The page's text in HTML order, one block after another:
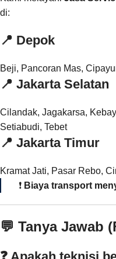
di:
📍 Depok
Beji, Pancoran Mas,
📍 Jakarta Selatan
Cilandak, Jagakarsa,
Setiabudi, Tebet
📍 Jakarta Timur
Kramat Jati, Pasar Rebo,
❗ Biaya transport
💬 Tanya Jawab